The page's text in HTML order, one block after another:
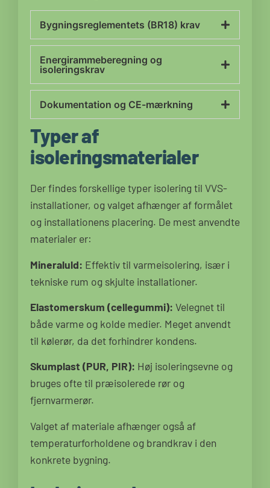
Bygningsreglementets (BR18) krav
Energirammeberegning og
isoleringskrav
Dokumentation og CE-mærkning
Typer af
isoleringsmaterialer
Der findes forskellige typer isolering til VVS-
installationer, og valget afhænger af formålet
og installationens placering. De mest anvendte
materialer er:
Mineraluld: Effektiv til varmeisolering, især i
tekniske rum og skjulte installationer.
Elastomerskum (cellegummi): Velegnet til
både varme og kolde medier. Meget anvendt
til kølerør, da det forhindrer kondens.
Skumplast (PUR, PIR): Høj isoleringsevne og
bruges ofte til præisolerede rør og
fjernvarmerør.
Valget af materiale afhænger også af
temperaturforholdene og brandkrav i den
konkrete bygning.